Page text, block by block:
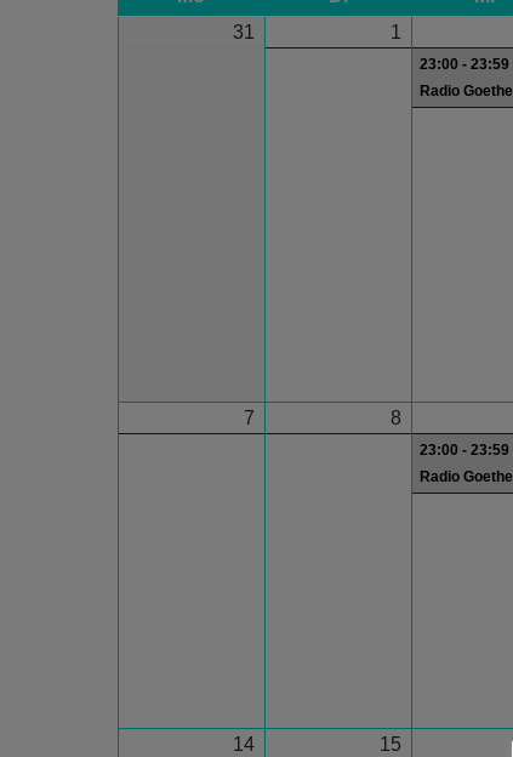
31
1
23:00 - 23:59
Radio Goethe
7 8
23:00 - 23:59
Radio Goethe
14 15